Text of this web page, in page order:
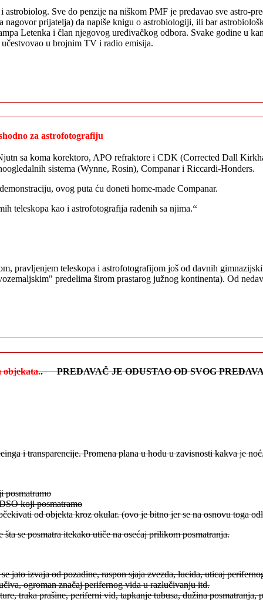
astrobiolog. Sve do penzije na niškom PMF je predavao sve astro-
nagovor prijatelja) da napiše knigu o astrobiologiji, ili bar
Letenka i član njegovog uređivačkog odbora. Svake godine u
u brojnim TV i radio emisija.
za astrofotografiju
sa koma korektoro, APO refraktore i CDK (Corrected Dall
sistema (Wynne, Rosin), Companar i Riccardi-Honders.
ovog puta ću doneti home-made Companar.
teleskopa kao i astrofotografija rađenih sa njima.“
pravljenjem teleskopa i astrofotografijom još od davnih
predelima širom prastarog južnog kontinenta). Od
objekata..PREDAVAČ JE ODUSTAO OD SVOG
i transparencije. Promena plana u hodu u zavisnosti kakva je
posmatramo
koji posmatramo
od objekta kroz okular. (ovo je bitno jer se na osnovu toga
se posmatra itekako utiče na osećaj prilikom posmatranja.
jato izvaja od pozadine, raspon sjaja zvezda, lucida, uticaj
ogroman značaj perifernog vida u razlučivanju itd.
traka prašine, periferni vid, tapkanje tubusa, dužina posmatranja,